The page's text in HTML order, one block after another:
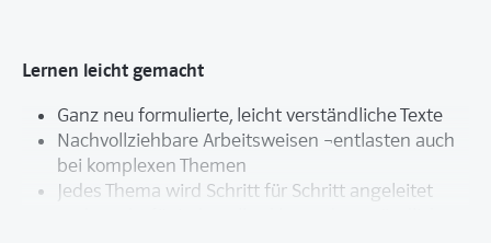
Lernen leicht gemacht
Ganz neu formulierte, leicht verständliche Texte
Nachvollziehbare Arbeitsweisen ¬entlasten auch
bei komplexen Themen
Jedes Thema wird Schritt für Schritt angeleitet